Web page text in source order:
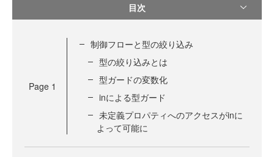
目次
Page 1
制御フローと型の絞り込み
型の絞り込みとは
型ガードの変数化
inによる型ガード
未定義プロパティへのアクセスがinに
よって可能に